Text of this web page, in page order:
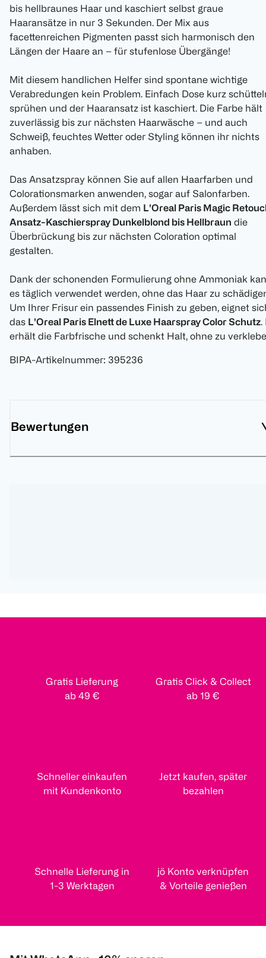
bis hellbraunes Haar und kaschiert selbst graue
Haaransätze in nur 3 Sekunden. Der Mix aus
facettenreichen Pigmenten passt sich harmonisch den
Längen der Haare an – für stufenlose Übergänge!
Mit diesem handlichen Helfer sind spontane wichtige
Verabredungen kein Problem. Einfach Dose kurz
sprühen und der Haaransatz ist kaschiert. Die Farbe hält
zuverlässig bis zur nächsten Haarwäsche – und auch
Schweiß, feuchtes Wetter oder Styling können ihr nichts
anhaben.
Das Ansatzspray können Sie auf allen Haarfarben und
Colorationsmarken anwenden, sogar auf Salonfarben.
Außerdem lässt sich mit dem L'Oreal Paris Magic
Ansatz-Kaschierspray Dunkelblond bis Hellbraun die
Überbrückung bis zur nächsten Coloration optimal
gestalten.
Dank der schonenden Formulierung ohne Ammoniak
es täglich verwendet werden, ohne das Haar zu
Um Ihrer Frisur ein passendes Finish zu geben, eignet
das L'Oreal Paris Elnett de Luxe Haarspray Color Schutz.
erhält die Farbfrische und schenkt Halt, ohne zu
BIPA-Artikelnummer: 395236
Bewertungen
Gratis Lieferung
ab 49 €
Gratis Click & Collect
ab 19 €
Schneller einkaufen
mit Kundenkonto
Jetzt kaufen, später
bezahlen
Schnelle Lieferung in
1-3 Werktagen
jö Konto verknüpfen
& Vorteile genießen